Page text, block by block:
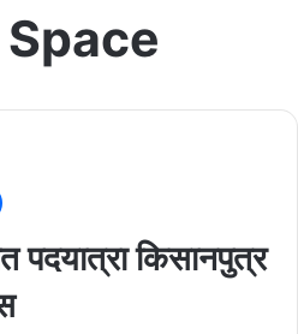
पदयात्रा किसानपुत्र